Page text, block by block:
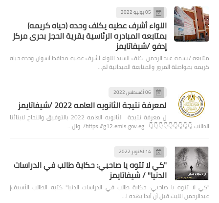
05 يوليو 2022
اللواء أشرف عطيه يكلف وحده (حياه كريمه)
بمتابعه المبادره الرئاسية بقرية الحجز بحرى مركز
إدفو /شيفاتايمز
متابعه /بسمه عبد الرحمن كلف السيد اللواء أشرف عطيه محافظ أسوان وحده حياه
كريمه بمواصلة المرور والمتابعة الميدانية لم…
06 أغسطس 2022
لمعرفة نتيجة الثانويه العامه 2022 /شيفاتايمز
ل معرفة نتيجة الثانويه العامه 2022 بالتوفيق والنجاح لابنائنا
الطلاب 👇👇👇👇👇👇👇👇👇 https://g12.emis.gov.eg/ وال…
14 أكتوبر 2022
"كي لا تتوه يا صاحبي: حكاية طالب في الدراسات
الدنيا" / شيفاتايمز
"كي لا تتوه يا صاحبي: حكاية طالب في الدراسات الدنيا" كتبه الطالب الأسيف|
عبدالرحمن الليث قبل أن أبدأ بهذه ا…